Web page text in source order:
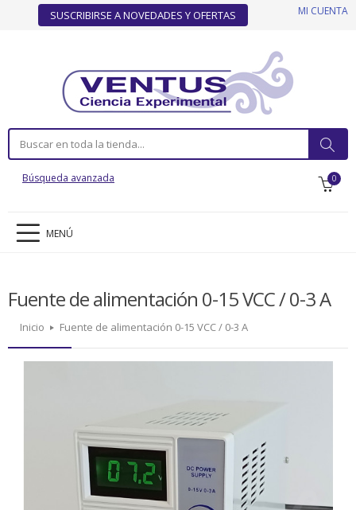
SUSCRIBIRSE A NOVEDADES Y OFERTAS MI CUENTA
Búsqueda avanzada 0
MENÚ
Fuente de alimentación 0-15 VCC / 0-3 A
Inicio Fuente de alimentación 0-15 VCC / 0-3 A